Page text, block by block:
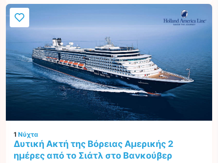
1 Νύχτα
Δυτική Ακτή της Βόρειας Αμερικής 2
ημέρες από το Σιάτλ στο Βανκούβερ